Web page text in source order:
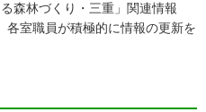
森林づくり・三重」関連情報
室職員が積極的に情報の更新を